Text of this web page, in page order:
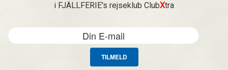
i FJÄLLFERIE's rejseklub ClubXtra
TILMELD